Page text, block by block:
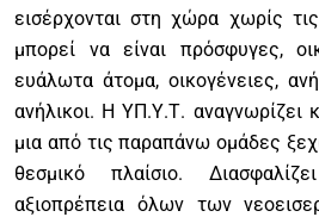
εισέρχονται στη χώρα χωρίς
μπορεί να είναι πρόσφυγες,
ευάλωτα άτομα, οικογένειες,
ανήλικοι. Η ΥΠ.Υ.Τ. αναγνωρίζει
μια από τις παραπάνω ομάδες
θεσμικό πλαίσιο.
αξιοπρέπεια όλων των